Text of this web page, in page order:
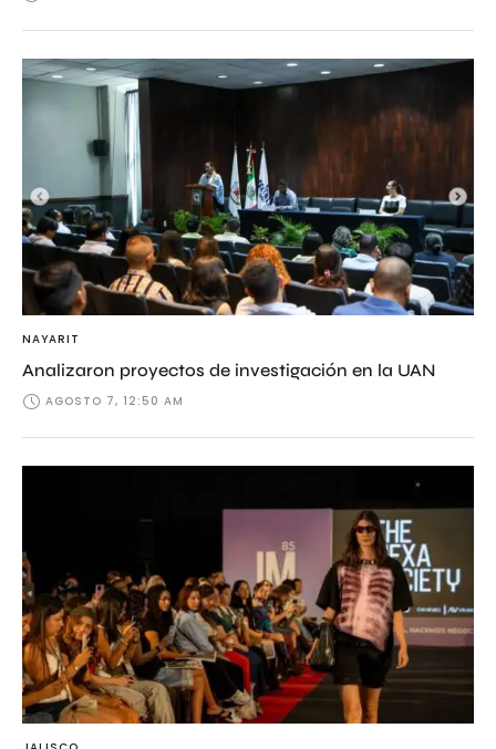
NAYARIT
Analizaron proyectos de investigación en la UAN
AGOSTO 7, 12:50 AM